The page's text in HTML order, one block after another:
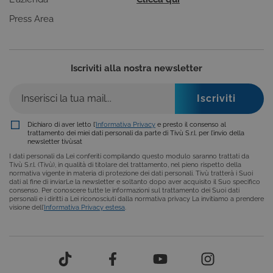
Press Area
Iscriviti alla nostra newsletter
Dichiaro di aver letto l’Informativa Privacy e presto il consenso al
trattamento dei miei dati personali da parte di Tivù S.r.l. per l’invio della
newsletter tivùsat
I dati personali da Lei conferiti compilando questo modulo saranno trattati da
Tivù S.r.l. (Tivù), in qualità di titolare del trattamento, nel pieno rispetto della
normativa vigente in materia di protezione dei dati personali. Tivù tratterà i Suoi
dati al fine di inviarLe la newsletter e soltanto dopo aver acquisito il Suo specifico
consenso. Per conoscere tutte le informazioni sul trattamento dei Suoi dati
personali e i diritti a Lei riconosciuti dalla normativa privacy La invitiamo a prendere
visione dell’Informativa Privacy estesa
ricordando le scelte e in base ai criteri da te
alcune parti del sito non funzioneranno
norma, dati personali.
Nome Scadenza Descrizione
Corporation
www.tivu.tv
Sessione
Cookie di
piattaforma
siti scritti
tecnologie
basate su
Microsoft
.NET.
Solitamente